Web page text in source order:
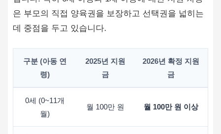
은 부모의 직접 양육권을 보장하고 선택권을 넓히는
데 중점을 두고 있습니다.
구분 (아동 연
령)
2025년 지원
금
2026년 확정 지원
금
0세 (0~11개
월)
월 100만 원 월 100만 원 이상